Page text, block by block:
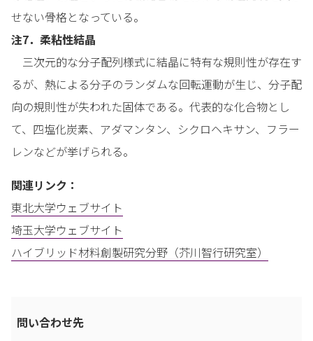
せない骨格となっている。
注7．柔粘性結晶
三次元的な分子配列様式に結晶に特有な規則性が存在す
るが、熱による分子のランダムな回転運動が生じ、分子配
向の規則性が失われた固体である。代表的な化合物とし
て、四塩化炭素、アダマンタン、シクロヘキサン、フラー
レンなどが挙げられる。
関連リンク：
東北大学ウェブサイト
埼玉大学ウェブサイト
ハイブリッド材料創製研究分野（芥川智行研究室）
問い合わせ先